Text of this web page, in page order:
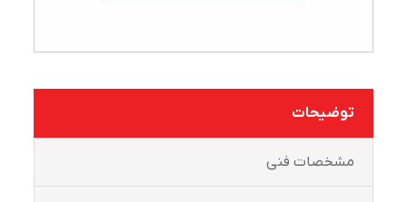
توضیحات
مشخصات فنی